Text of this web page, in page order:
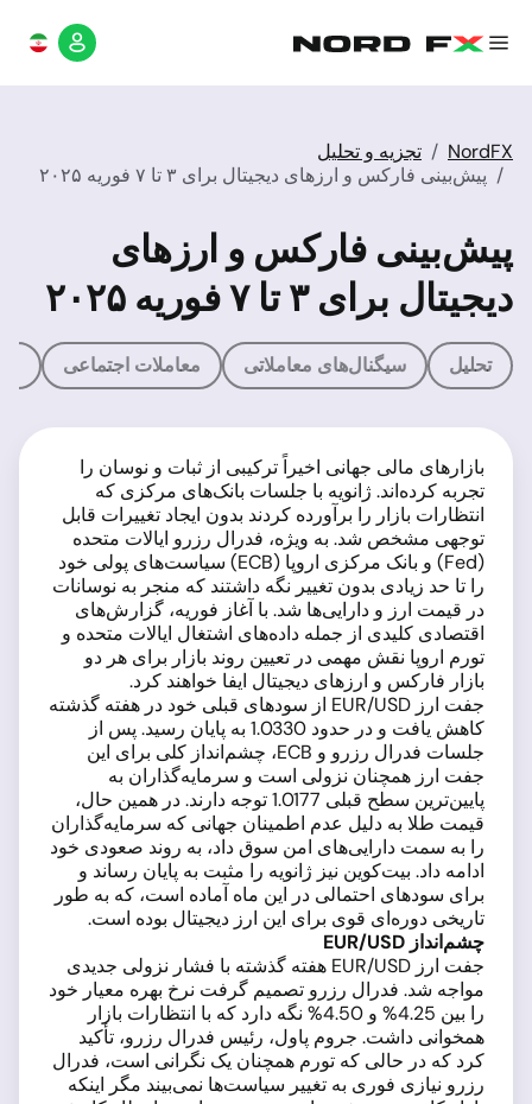
NordFX
تجزیه و تحلیل
پیش‌بینی فارکس و ارزهای دیجیتال برای ۳ تا ۷ فوریه ۲۰۲۵
پیش‌بینی فارکس و ارزهای
دیجیتال برای ۳ تا ۷ فوریه ۲۰۲۵
تحلیل سیگنال‌های معاملاتی معاملات اجتماعی
بازارهای مالی جهانی اخیراً ترکیبی از ثبات و نوسان را
تجربه کرده‌اند. ژانویه با جلسات بانک‌های مرکزی که
انتظارات بازار را برآورده کردند بدون ایجاد تغییرات قابل
توجهی مشخص شد. به ویژه، فدرال رزرو ایالات متحده
(Fed) و بانک مرکزی اروپا (ECB) سیاست‌های پولی خود
را تا حد زیادی بدون تغییر نگه داشتند که منجر به نوسانات
در قیمت ارز و دارایی‌ها شد. با آغاز فوریه، گزارش‌های
اقتصادی کلیدی از جمله داده‌های اشتغال ایالات متحده و
تورم اروپا نقش مهمی در تعیین روند بازار برای هر دو
بازار فارکس و ارزهای دیجیتال ایفا خواهند کرد.
جفت ارز EUR/USD از سودهای قبلی خود در هفته گذشته
کاهش یافت و در حدود 1.0330 به پایان رسید. پس از
جلسات فدرال رزرو و ECB، چشم‌انداز کلی برای این
جفت ارز همچنان نزولی است و سرمایه‌گذاران به
پایین‌ترین سطح قبلی 1.0177 توجه دارند. در همین حال،
قیمت طلا به دلیل عدم اطمینان جهانی که سرمایه‌گذاران
را به سمت دارایی‌های امن سوق داد، به روند صعودی خود
ادامه داد. بیت‌کوین نیز ژانویه را مثبت به پایان رساند و
برای سودهای احتمالی در این ماه آماده است، که به طور
تاریخی دوره‌ای قوی برای این ارز دیجیتال بوده است.
چشم‌انداز EUR/USD
جفت ارز EUR/USD هفته گذشته با فشار نزولی جدیدی
مواجه شد. فدرال رزرو تصمیم گرفت نرخ بهره معیار خود
را بین 4.25% و 4.50% نگه دارد که با انتظارات بازار
همخوانی داشت. جروم پاول، رئیس فدرال رزرو، تأکید
کرد که در حالی که تورم همچنان یک نگرانی است، فدرال
رزرو نیازی فوری به تغییر سیاست‌ها نمی‌بیند مگر اینکه